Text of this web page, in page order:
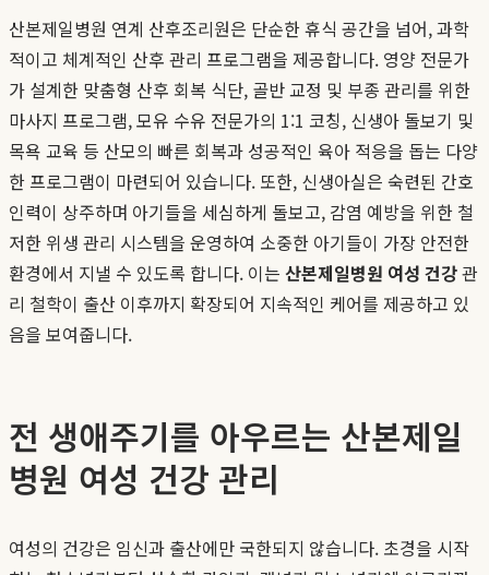
산본제일병원 연계 산후조리원은 단순한 휴식 공간을 넘어, 과학
적이고 체계적인 산후 관리 프로그램을 제공합니다. 영양 전문가
가 설계한 맞춤형 산후 회복 식단, 골반 교정 및 부종 관리를 위한
마사지 프로그램, 모유 수유 전문가의 1:1 코칭, 신생아 돌보기 및
목욕 교육 등 산모의 빠른 회복과 성공적인 육아 적응을 돕는 다양
한 프로그램이 마련되어 있습니다. 또한, 신생아실은 숙련된 간호
인력이 상주하며 아기들을 세심하게 돌보고, 감염 예방을 위한 철
저한 위생 관리 시스템을 운영하여 소중한 아기들이 가장 안전한
환경에서 지낼 수 있도록 합니다. 이는 산본제일병원 여성 건강관
리 철학이 출산 이후까지 확장되어 지속적인 케어를 제공하고 있
음을 보여줍니다.
전 생애주기를 아우르는 산본제일
병원 여성 건강 관리
여성의 건강은 임신과 출산에만 국한되지 않습니다. 초경을 시작